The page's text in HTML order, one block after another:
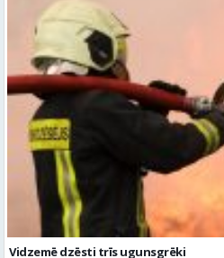
Vidzemē otrdien dzēsti trīs ugunsgrēki